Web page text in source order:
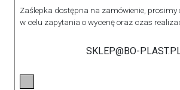
Zaślepka dostępna na zamówienie,
w celu zapytania o wycenę oraz czas
SKLEP@BO-